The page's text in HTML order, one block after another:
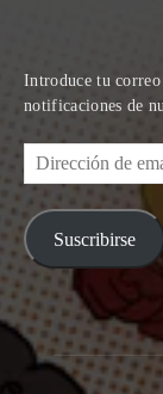
Introduce tu
notificaciones de
Dirección
de
email
Suscribirse